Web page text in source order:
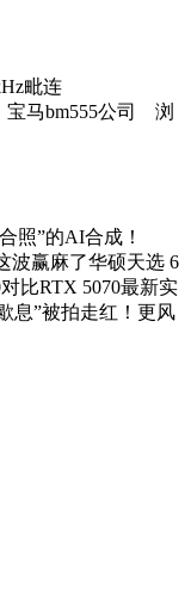
毗连
宝马bm555公司 浏
”的AI合成！
波赢麻了华硕天选 6
比RTX 5070最新实
息”被拍走红！更风